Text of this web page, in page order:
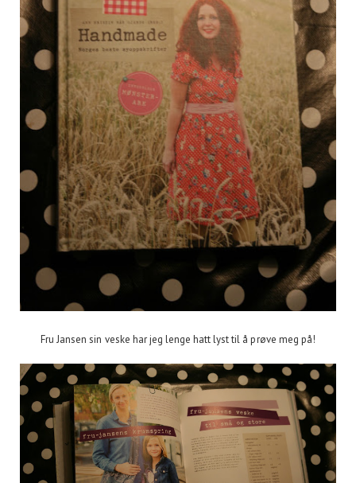
Fru Jansen sin veske har jeg lenge hatt lyst til å prøve meg på!